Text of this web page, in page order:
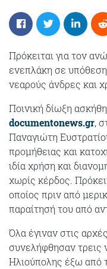
Πρόκειται για τον
ενεπλάκη σε
νεαρούς άνδρες και
Ποινική δίωξη
documentonews.gr,
Παναγιώτη
προμήθειας και
ιδία χρήση και
χωρίς κέρδος.
οποίος πριν από
παραίτησή του από
Όλα έγιναν στις
συνελήφθησαν τρεις
Ηλιούπολης έξω από